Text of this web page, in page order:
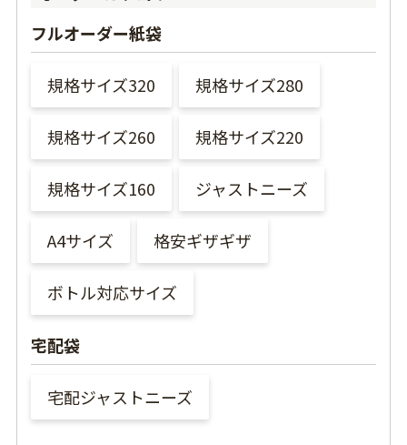
フルオーダー紙袋
規格サイズ320 規格サイズ280
規格サイズ260 規格サイズ220
規格サイズ160 ジャストニーズ
A4サイズ 格安ギザギザ
ボトル対応サイズ
宅配袋
宅配ジャストニーズ